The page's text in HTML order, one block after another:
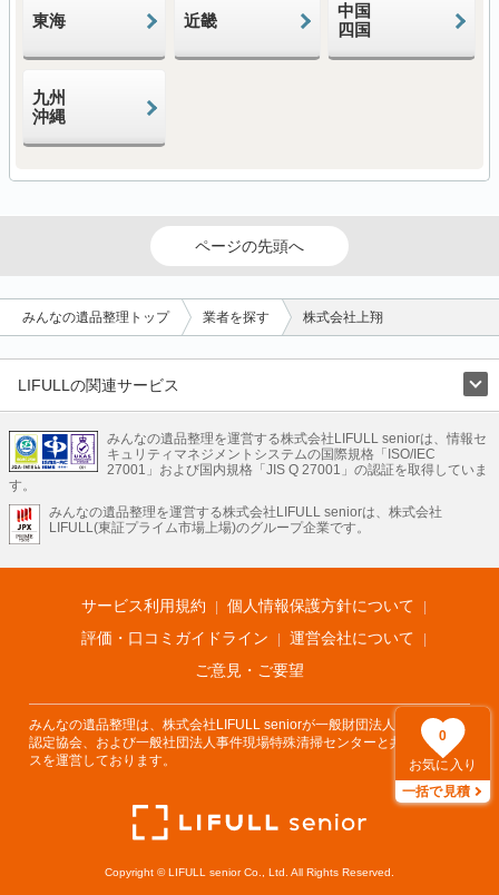
0
お気に入り
一括で見積
東海 近畿
中国
四国
九州
沖縄
ページの先頭へ
みんなの遺品整理トップ 業者を探す 株式会社上翔
LIFULLの関連サービス
不動産・住宅
引越し 老人ホーム 地方創生 ママの就労支援
不動産クラウドファンディング 遺品整理 老後の暮らし情報
LIFULL HOME'Sのサービス
不動産・住宅
不動産査定 マンション専門売却査定 不動産投資 アドバイザー
不動産アーカイブ
空き家バンク 家賃相場 不動産会社
まちむすび
不動産用語集 住まいのお役立ち情報
LIFULL HOME'S PRESS
アプリ 不動産データ 不動産転職
みんなの遺品整理を運営する株式会社LIFULL seniorは、情報セ
キュリティマネジメントシステムの国際規格「ISO/IEC
27001」および国内規格「JIS Q 27001」の認証を取得していま
す。
みんなの遺品整理を運営する株式会社LIFULL seniorは、株式会社
LIFULL(東証プライム市場上場)のグループ企業です。
サービス利用規約
個人情報保護方針について
評価・口コミガイドライン
運営会社について
ご意見・ご要望
みんなの遺品整理は、株式会社LIFULL seniorが一般財団法人遺品整理士
認定協会、および一般社団法人事件現場特殊清掃センターと共同でサービ
スを運営しております。
Copyright © LIFULL senior Co., Ltd. All Rights Reserved.